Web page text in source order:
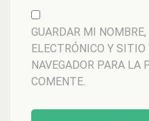
GUARDAR MI NOMBRE,
ELECTRÓNICO Y
NAVEGADOR PARA LA
COMENTE.